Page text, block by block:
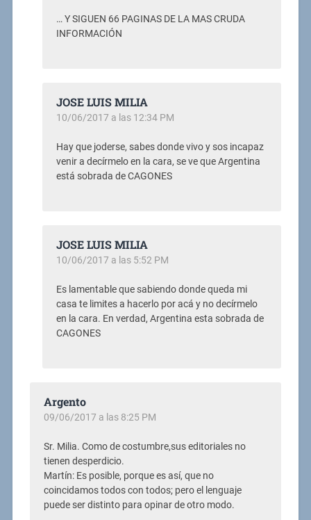
… Y SIGUEN 66 PAGINAS DE LA MAS CRUDA
INFORMACIÓN
JOSE LUIS MILIA
10/06/2017 a las 12:34 PM
Hay que joderse, sabes donde vivo y sos incapaz
venir a decírmelo en la cara, se ve que Argentina
está sobrada de CAGONES
JOSE LUIS MILIA
10/06/2017 a las 5:52 PM
Es lamentable que sabiendo donde queda mi
casa te limites a hacerlo por acá y no decírmelo
en la cara. En verdad, Argentina esta sobrada de
CAGONES
Argento
09/06/2017 a las 8:25 PM
Sr. Milia. Como de costumbre,sus editoriales no
tienen desperdicio.
Martín: Es posible, porque es así, que no
coincidamos todos con todos; pero el lenguaje
puede ser distinto para opinar de otro modo.